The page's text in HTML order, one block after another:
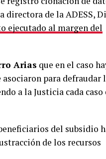
directora de la ADESS,
ejecutado al margen del
Arias que en el caso
para defraudar
a la Justicia cada caso
del subsidio
de los recursos